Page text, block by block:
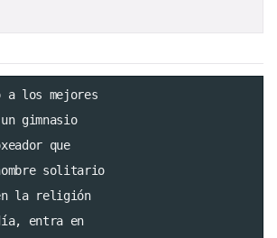
a los mejores
gimnasio
que
solitario
la religión
entra en